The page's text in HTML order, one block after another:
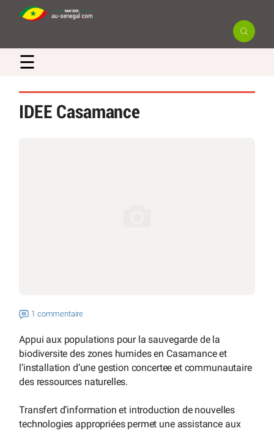
☰
IDEE Casamance
1 commentaire
Appui aux populations pour la sauvegarde de la
biodiversite des zones humides en Casamance et
l’installation d’une gestion concertee et communautaire
des ressources naturelles.
Transfert d’information et introduction de nouvelles
technologies appropriées permet une assistance aux